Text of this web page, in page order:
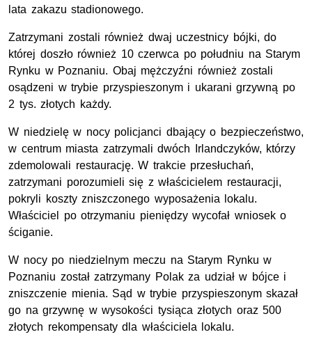
lata zakazu stadionowego.
Zatrzymani zostali również dwaj uczestnicy bójki, do
której doszło również 10 czerwca po południu na Starym
Rynku w Poznaniu. Obaj mężczyźni również zostali
osądzeni w trybie przyspieszonym i ukarani grzywną po
2 tys. złotych każdy.
W niedzielę w nocy policjanci dbający o bezpieczeństwo,
w centrum miasta zatrzymali dwóch Irlandczyków, którzy
zdemolowali restaurację. W trakcie przesłuchań,
zatrzymani porozumieli się z właścicielem restauracji,
pokryli koszty zniszczonego wyposażenia lokalu.
Właściciel po otrzymaniu pieniędzy wycofał wniosek o
ściganie.
W nocy po niedzielnym meczu na Starym Rynku w
Poznaniu został zatrzymany Polak za udział w bójce i
zniszczenie mienia. Sąd w trybie przyspieszonym skazał
go na grzywnę w wysokości tysiąca złotych oraz 500
złotych rekompensaty dla właściciela lokalu.